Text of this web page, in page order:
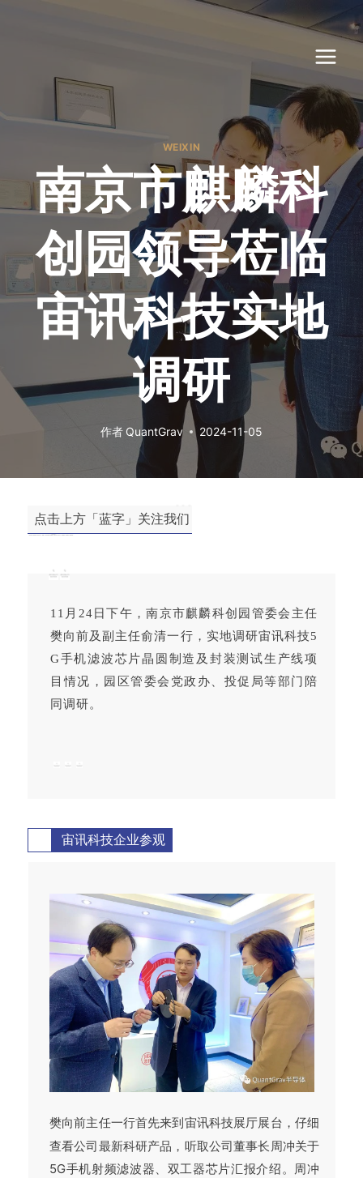
WEIXIN
南京市麒麟科
创园领导莅临
宙讯科技实地
调研
作者 QuantGrav 2024-11-05
点击上方「蓝字」关注我们
11月24日下午，南京市麒麟科创园管委会主任
樊向前及副主任俞清一行，实地调研宙讯科技5
G手机滤波芯片晶圆制造及封装测试生产线项
目情况，园区管委会党政办、投促局等部门陪
同调研。
宙讯科技企业参观
樊向前主任一行首先来到宙讯科技展厅展台，仔细
查看公司最新科研产品，听取公司董事长周冲关于
5G手机射频滤波器、双工器芯片汇报介绍。周冲